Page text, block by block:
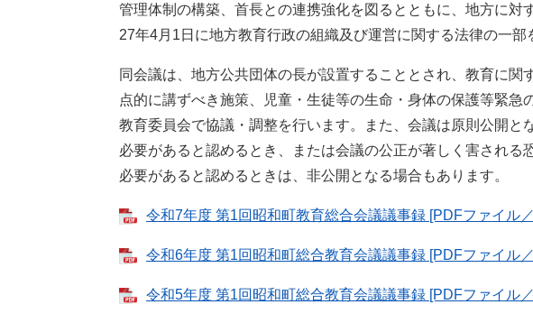
管理体制の構築、首長との連携強化を図るとともに、地方に対
27年4月1日に地方教育行政の組織及び運営に関する法律の一部
同会議は、地方公共団体の長が設置することとされ、教育に関
点的に講ずべき施策、児童・生徒等の生命・身体の保護等緊急
教育委員会で協議・調整を行います。また、会議は原則公開と
必要があると認めるとき、または会議の公正が著しく害される
必要があると認めるときは、非公開となる場合もあります。
令和7年度 第1回昭和町教育総合会議議事録 [PDFファイル
令和6年度 第1回昭和町総合教育会議議事録 [PDFファイル
令和5年度 第1回昭和町総合教育会議議事録 [PDFファイル